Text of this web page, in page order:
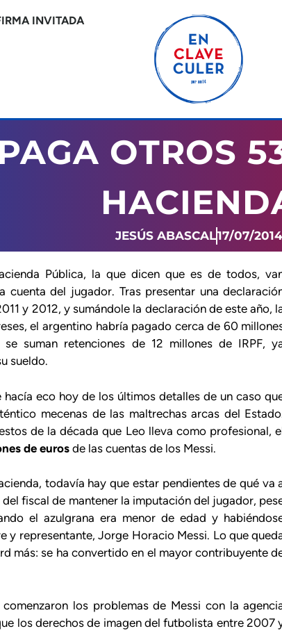
INVITADA
OTROS
JESÚS ABASCAL17/07/2014
Pública, la que dicen que es de todos,
cuenta del jugador. Tras presentar una
y 2012, y sumándole la declaración de este año,
el argentino habría pagado cerca de 60
suman retenciones de 12 millones de IRPF,
sueldo.
hacía eco hoy de los últimos detalles de un caso
mecenas de las maltrechas arcas del
de la década que Leo lleva como profesional,
de euros de las cuentas de los Messi.
todavía hay que estar pendientes de qué va
fiscal de mantener la imputación del jugador,
el azulgrana era menor de edad y
y representante, Jorge Horacio Messi. Lo que
más: se ha convertido en el mayor contribuyente
los problemas de Messi con la
los derechos de imagen del futbolista entre 2007